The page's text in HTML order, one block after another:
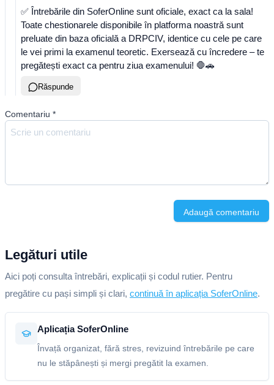
✅ Întrebările din SoferOnline sunt oficiale, exact ca la sala!
Toate chestionarele disponibile în platforma noastră sunt
preluate din baza oficială a DRPCIV, identice cu cele pe care
le vei primi la examenul teoretic. Exersează cu încredere – te
pregătești exact ca pentru ziua examenului! 🛑🚗
Răspunde
Comentariu *
Adaugă comentariu
Legături utile
Aici poți consulta întrebări, explicații și codul rutier. Pentru
pregătire cu pași simpli și clari, continuă în aplicația SoferOnline.
Aplicația SoferOnline
Învață organizat, fără stres, revizuind întrebările pe care
nu le stăpânești și mergi pregătit la examen.